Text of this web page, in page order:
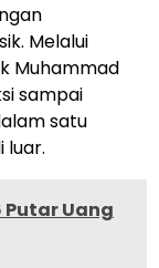
Melalui
Muhammad
sampai
satu
luar.
Putar Uang